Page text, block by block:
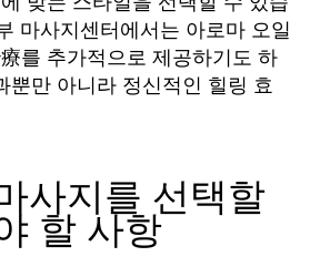
마사지센터에서는 아로마 오일
를 추가적으로 제공하기도 하
뿐만 아니라 정신적인 힐링 효
사지를 선택할
할 사항